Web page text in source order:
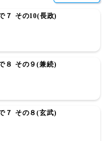
７ その10(長政)
８ その９(兼続)
７ その８(玄武)